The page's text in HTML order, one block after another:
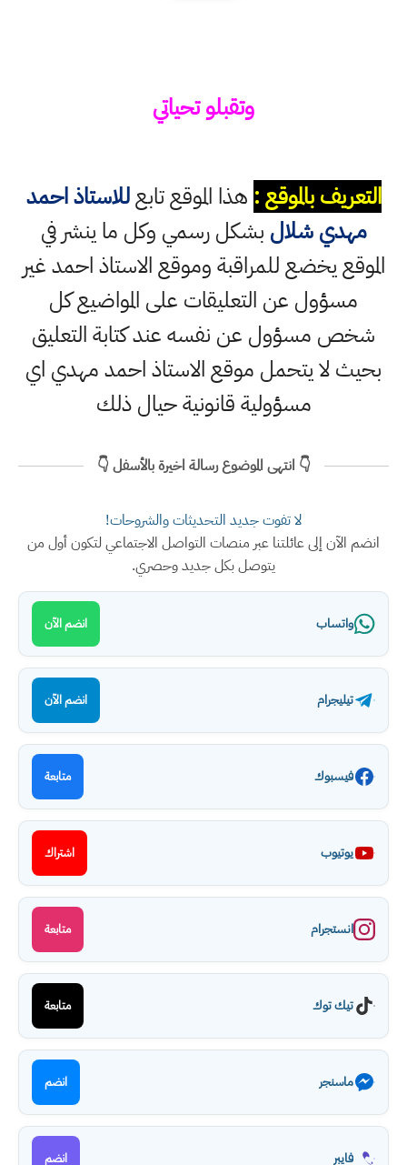
وتقبلو تحياتي
التعريف بالموقع : هذا الموقع تابعللاستاذ احمد
مهدي شلال بشكل رسمي وكل ما ينشر في
الموقع يخضع للمراقبة وموقع الاستاذ احمد غير
مسؤول عن التعليقات على المواضيع كل
شخص مسؤول عن نفسه عند كتابة التعليق
بحيث لا يتحمل موقع الاستاذ احمد مهدي اي
مسؤولية قانونية حيال ذلك
👇 انتهى الموضوع رسالة اخيرة بالأسفل 👇
لا تفوت جديد التحديثات والشروحات!
انضم الآن إلى عائلتنا عبر منصات التواصل الاجتماعي لتكون أول من
يتوصل بكل جديد وحصري.
واتساب انضم الآن
تيليجرام انضم الآن
فيسبوك متابعة
يوتيوب اشتراك
انستجرام متابعة
تيك توك متابعة
ماسنجر انضم
فايبر انضم